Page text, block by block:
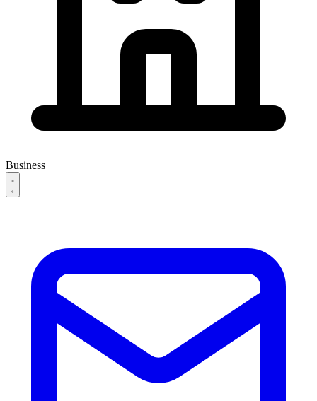
Business